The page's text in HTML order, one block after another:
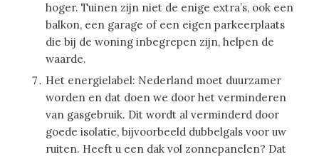
hoger. Tuinen zijn niet de enige extra’s, ook een
balkon, een garage of een eigen parkeerplaats
die bij de woning inbegrepen zijn, helpen de
waarde.
Het energielabel: Nederland moet duurzamer
worden en dat doen we door het verminderen
van gasgebruik. Dit wordt al verminderd door
goede isolatie, bijvoorbeeld dubbelgals voor uw
ruiten. Heeft u een dak vol zonnepanelen? Dat